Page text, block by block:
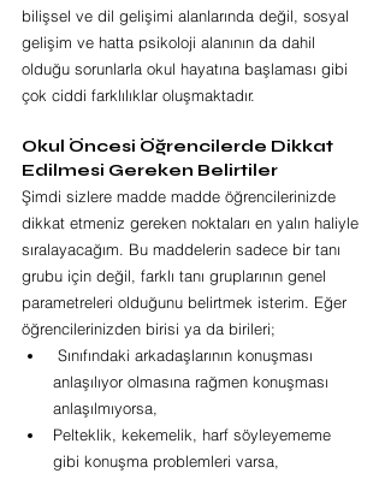
bilişsel ve dil gelişimi alanlarında değil, sosyal
gelişim ve hatta psikoloji alanının da dahil
olduğu sorunlarla okul hayatına başlaması gibi
çok ciddi farklılıklar oluşmaktadır.
Okul Öncesi Öğrencilerde Dikkat
Edilmesi Gereken Belirtiler
Şimdi sizlere madde madde öğrencilerinizde
dikkat etmeniz gereken noktaları en yalın haliyle
sıralayacağım. Bu maddelerin sadece bir tanı
grubu için değil, farklı tanı gruplarının genel
parametreleri olduğunu belirtmek isterim. Eğer
öğrencilerinizden birisi ya da birileri;
anlaşılıyor olmasına rağmen konuşması
anlaşılmıyorsa,
Pelteklik, kekemelik, harf söyleyememe
gibi konuşma problemleri varsa,